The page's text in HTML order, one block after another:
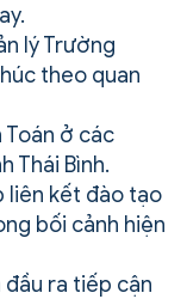
lý Trường
theo quan
Toán ở các
Thái Bình.
liên kết đào tạo
bối cảnh hiện
ra tiếp cận